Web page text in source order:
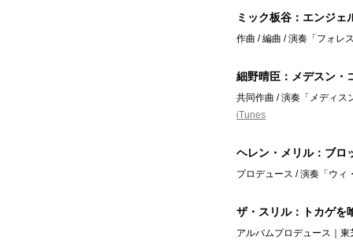
ミック板谷：エンジェ
作曲 / 編曲 / 演奏「フォレ
細野晴臣：メデスン・
共同作曲 / 演奏「メディス
iTunes
ヘレン・メリル：ブロ
プロデュース / 演奏「ウ
ザ・スリル：トカゲを
アルバムプロデュース｜